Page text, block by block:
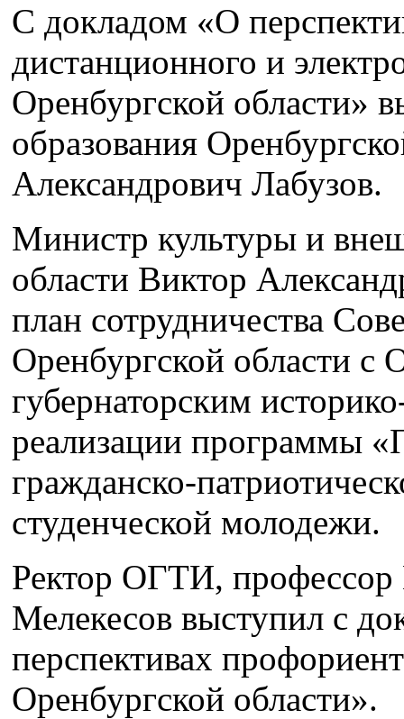
С докладом «О
дистанционного и
Оренбургской области»
образования
Александрович Лабузов.
Министр культуры и
области Виктор
план сотрудничества
Оренбургской области с
губернаторским
реализации программы
гражданско-
студенческой молодежи.
Ректор ОГТИ, профессор
Мелекесов выступил с
перспективах
Оренбургской области».